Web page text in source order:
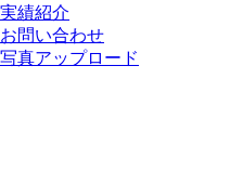
実績紹介
お問い合わせ
写真アップロード